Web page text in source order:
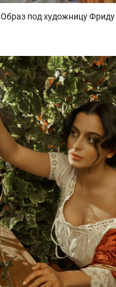
Образ под художницу Фриду